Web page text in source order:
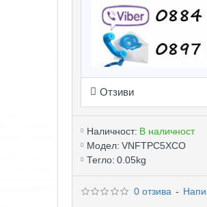
Отзиви
Наличност: В наличност
Модел: VNFTPC5XCO
Тегло: 0.05kg
0 отзива -